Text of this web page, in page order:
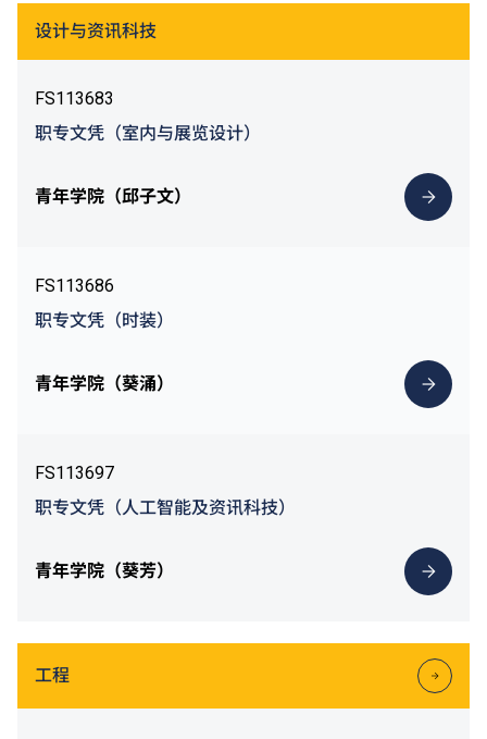
设计与资讯科技
FS113683
职专文凭（室内与展览设计）
青年学院（邱子文）
FS113686
职专文凭（时装）
青年学院（葵涌）
FS113697
职专文凭（人工智能及资讯科技）
青年学院（葵芳）
工程